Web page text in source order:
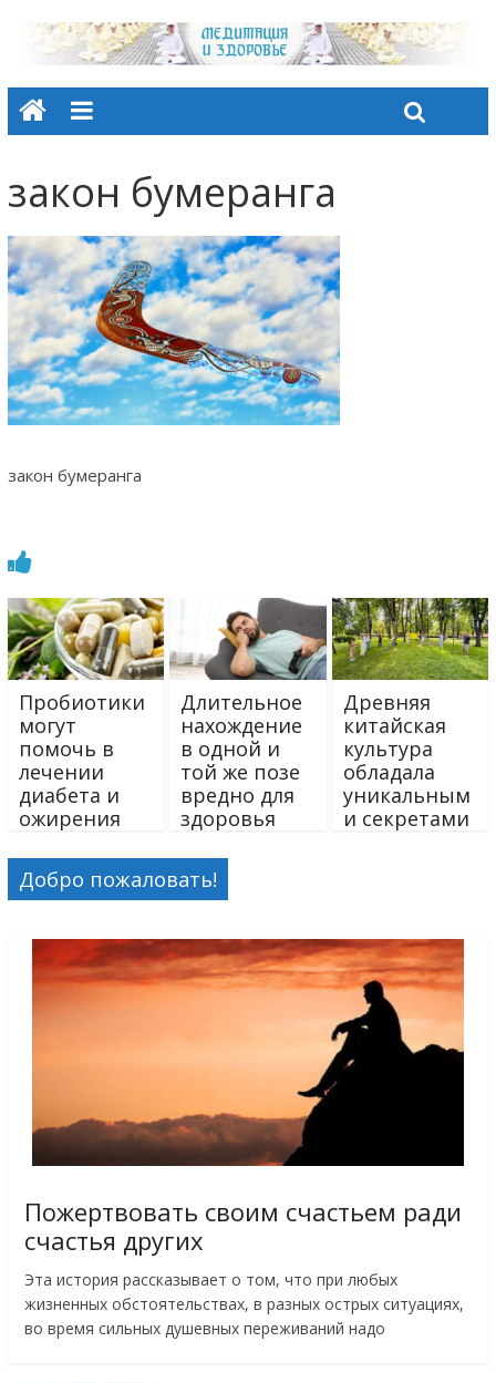
закон бумеранга
закон бумеранга
Пробиотики
могут
помочь в
лечении
диабета и
ожирения
Длительное
нахождение
в одной и
той же позе
вредно для
здоровья
Древняя
китайская
культура
обладала
уникальным
и секретами
Добро пожаловать!
Пожертвовать своим счастьем ради
счастья других
Эта история рассказывает о том, что при любых
жизненных обстоятельствах, в разных острых ситуациях,
во время сильных душевных переживаний надо